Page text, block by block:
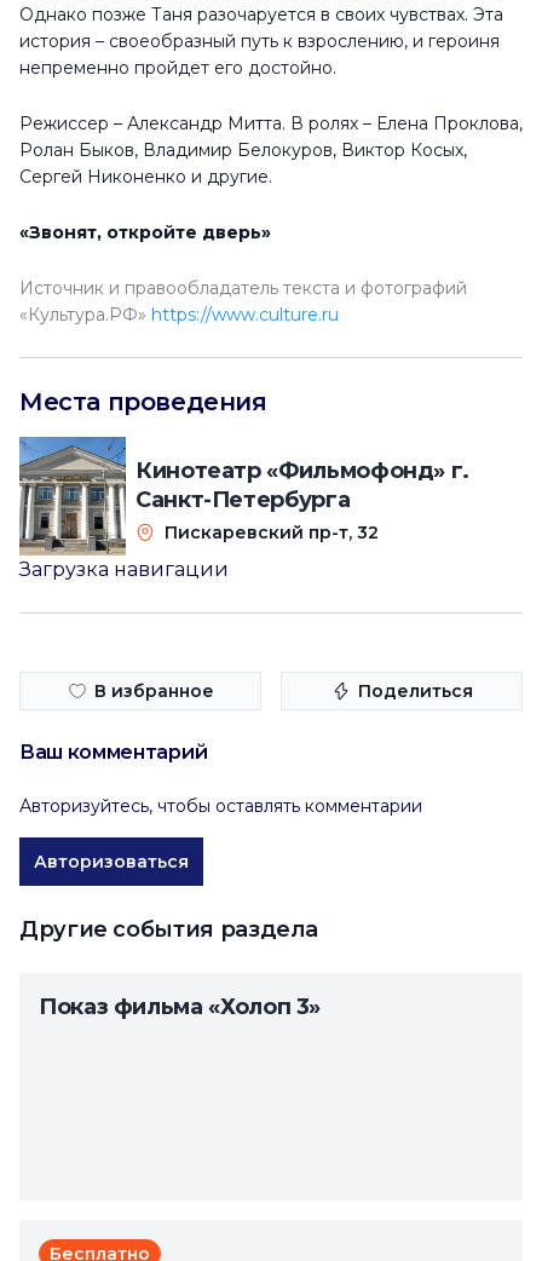
Однако позже Таня разочаруется в своих чувствах. Эта
история – своеобразный путь к взрослению, и героиня
непременно пройдет его достойно.
Режиссер – Александр Митта. В ролях – Елена Проклова,
Ролан Быков, Владимир Белокуров, Виктор Косых,
Сергей Никоненко и другие.
«Звонят, откройте дверь»
Источник и правообладатель текста и фотографий
«Культура.РФ» https://www.culture.ru
Места проведения
Кинотеатр «Фильмофонд» г.
Санкт-Петербурга
Пискаревский пр-т, 32
Загрузка навигации
В избранное Поделиться
Ваш комментарий
Авторизуйтесь, чтобы оставлять комментарии
Авторизоваться
Другие события раздела
Показ фильма «Холоп 3»
Бесплатно